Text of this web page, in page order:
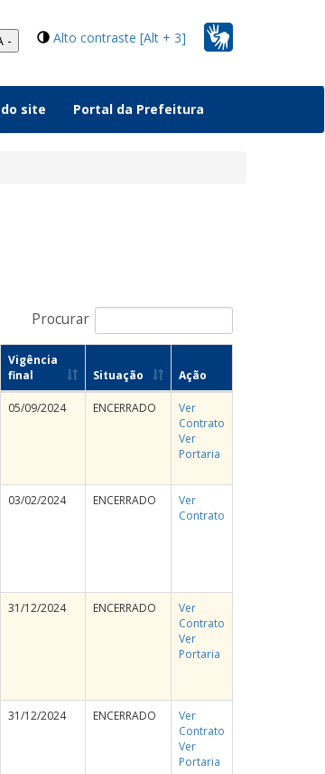
Alto contraste [Alt + 3]
-
site Portal da Prefeitura
Procurar
Vigência
final
Situação Ação
05/09/2024 ENCERRADO
Ver
Contrato
Ver
Portaria
03/02/2024 ENCERRADO
Ver
Contrato
31/12/2024 ENCERRADO
Ver
Contrato
Ver
Portaria
31/12/2024 ENCERRADO
Ver
Contrato
Ver
Portaria